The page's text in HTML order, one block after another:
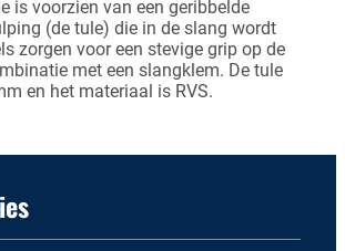
is voorzien van een geribbelde
(de tule) die in de slang wordt
zorgen voor een stevige grip op de
met een slangklem. De tule
en het materiaal is RVS.